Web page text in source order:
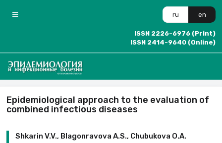
ru en
ISSN 2226-6976 (Print)
ISSN 2414-9640 (Online)
Epidemiological approach to the evaluation of
combined infectious diseases
Shkarin V.V., Blagonravova A.S., Chubukova O.A.